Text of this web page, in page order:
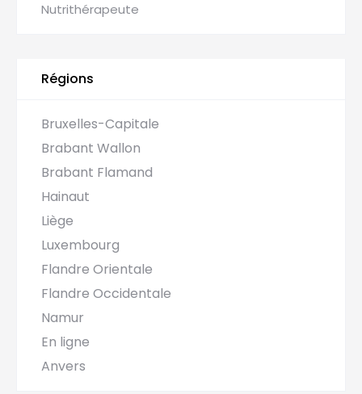
Nutrithérapeute
Régions
Bruxelles-Capitale
Brabant Wallon
Brabant Flamand
Hainaut
Liège
Luxembourg
Flandre Orientale
Flandre Occidentale
Namur
En ligne
Anvers